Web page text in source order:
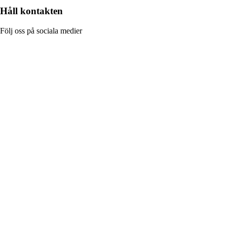
Håll kontakten
Följ oss på sociala medier